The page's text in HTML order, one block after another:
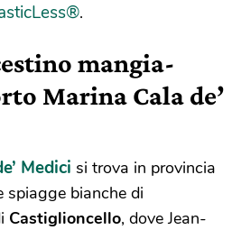
®.
mangia-
Marina Cala de’
Medici si trova in provincia
spiagge bianche di
Castiglioncello, dove Jean-